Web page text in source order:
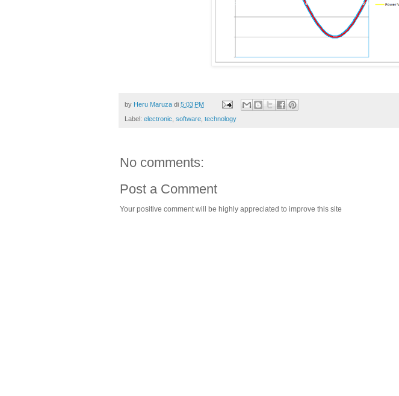
by Heru Maruza di 5:03 PM
Label: electronic software technology
No comments:
Post a Comment
Your positive comment will be highly appreciated to improve this site